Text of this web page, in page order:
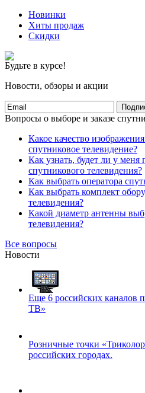
Новинки
Хиты продаж
Скидки
Будьте в курсе!
Новости, обзоры и акции
Вопросы о выборе и заказе
Какое качество
спутниковое телевидение?
Как узнать, будет ли у меня
спутникового телевидения?
Как выбрать оператора
Как выбрать комплект
телевидения?
Какой диаметр антенны
телевидения?
Все вопросы
Новости
Еще 6 российских каналов
ТВ»
Розничные точки
российских городах.